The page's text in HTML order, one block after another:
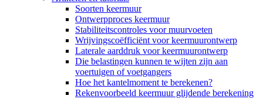
Soorten keermuur
Ontwerpproces keermuur
Stabiliteitscontroles voor muurvoeten
Wrijvingscoëfficiënt voor keermuurontwerp
Laterale aarddruk voor keermuurontwerp
Die belastingen kunnen te wijten zijn aan
voertuigen of voetgangers
Hoe het kantelmoment te berekenen?
Rekenvoorbeeld keermuur glijdende berekening